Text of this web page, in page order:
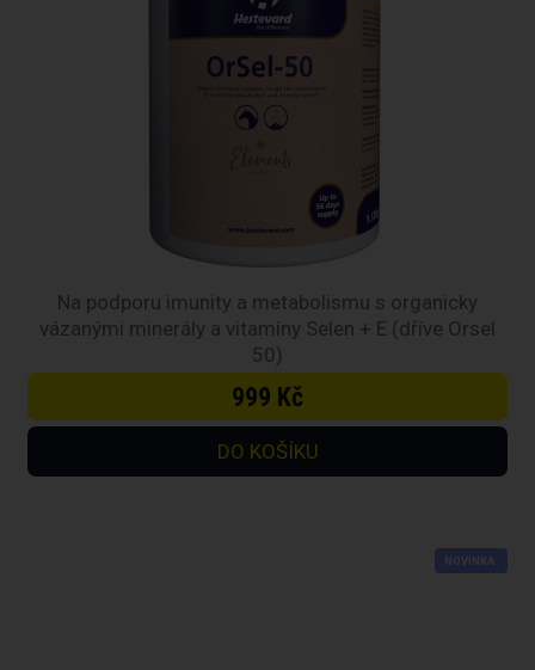
Na podporu imunity a metabolismu s organicky
vázanými minerály a vitamíny Selen + E (dříve Orsel
50)
999 Kč
NOVINKA